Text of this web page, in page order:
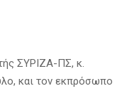
ΣΥΡΙΖΑ-ΠΣ, κ.
και τον εκπρόσωπο